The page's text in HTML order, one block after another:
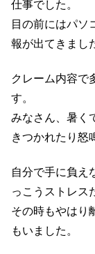
仕事でした。
目の前にはパソ
報が出てきまし
クレーム内容で
す。
みなさん、暑く
きつかれたり怒
自分で手に負え
っこうストレス
その時もやはり
もいました。